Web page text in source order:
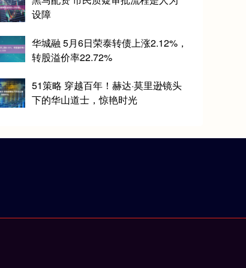
设障
华城融 5月6日荣泰转债上涨2.12%，
转股溢价率22.72%
51策略 穿越百年！赫达·莫里逊镜头
下的华山道士，惊艳时光